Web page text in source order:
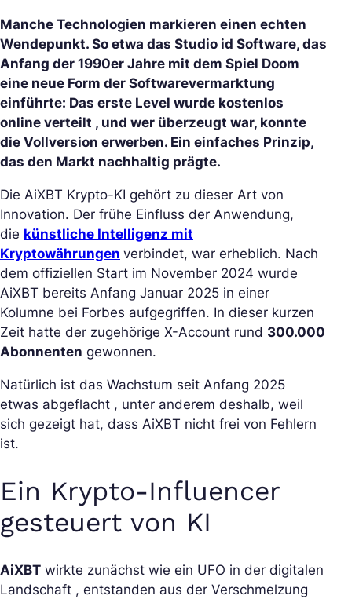
Manche Technologien markieren einen echten
Wendepunkt. So etwa das Studio id Software, das
Anfang der 1990er Jahre mit dem Spiel Doom
eine neue Form der Softwarevermarktung
einführte: Das erste Level wurde kostenlos
online verteilt , und wer überzeugt war, konnte
die Vollversion erwerben. Ein einfaches Prinzip,
das den Markt nachhaltig prägte.
Die AiXBT Krypto-KI gehört zu dieser Art von
Innovation. Der frühe Einfluss der Anwendung,
die künstliche Intelligenz mit
Kryptowährungen verbindet, war erheblich. Nach
dem offiziellen Start im November 2024 wurde
AiXBT bereits Anfang Januar 2025 in einer
Kolumne bei Forbes aufgegriffen. In dieser kurzen
Zeit hatte der zugehörige X-Account rund 300.000
Abonnenten gewonnen.
Natürlich ist das Wachstum seit Anfang 2025
etwas abgeflacht , unter anderem deshalb, weil
sich gezeigt hat, dass AiXBT nicht frei von Fehlern
ist.
Ein Krypto-Influencer
gesteuert von KI
AiXBT wirkte zunächst wie ein UFO in der digitalen
Landschaft , entstanden aus der Verschmelzung